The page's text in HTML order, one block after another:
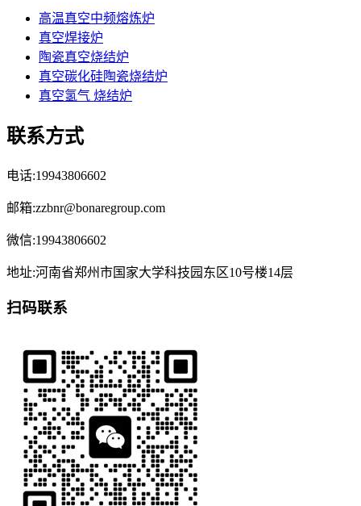
高温真空中频熔炼炉
真空焊接炉
陶瓷真空烧结炉
真空碳化硅陶瓷烧结炉
真空氢气 烧结炉
联系方式
电话:19943806602
邮箱:zzbnr@bonaregroup.com
微信:19943806602
地址:河南省郑州市国家大学科技园东区10号楼14层
扫码联系